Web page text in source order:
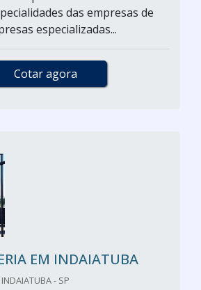
das empresas de
especializadas...
Cotar agora
EM INDAIATUBA
- SP